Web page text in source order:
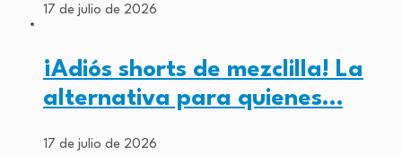
17 de julio de 2026
¡Adiós shorts de mezclilla! La
alternativa para quienes…
17 de julio de 2026